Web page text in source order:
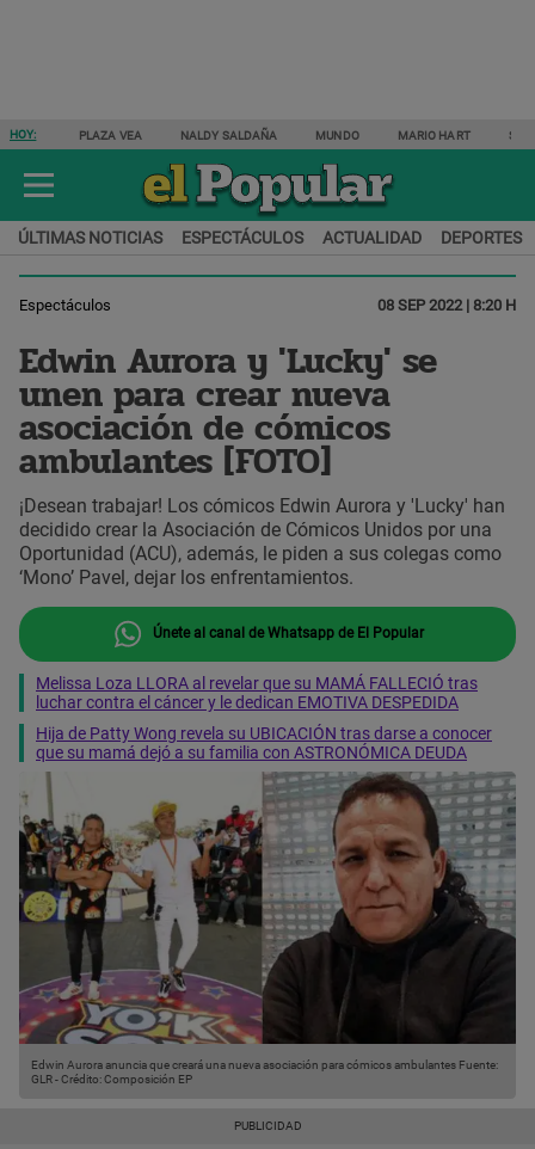
HOY: PLAZA VEA NALDY SALDAÑA MUNDO MARIO HART
ÚLTIMAS NOTICIAS ESPECTÁCULOS ACTUALIDAD DEPORTES
Espectáculos 08 SEP 2022 | 8:20 H
Edwin Aurora y 'Lucky' se
unen para crear nueva
asociación de cómicos
ambulantes [FOTO]
¡Desean trabajar! Los cómicos Edwin Aurora y 'Lucky' han
decidido crear la Asociación de Cómicos Unidos por una
Oportunidad (ACU), además, le piden a sus colegas como
‘Mono’ Pavel, dejar los enfrentamientos.
Únete al canal de Whatsapp de El Popular
Melissa Loza LLORA al revelar que su MAMÁ FALLECIÓ tras
luchar contra el cáncer y le dedican EMOTIVA DESPEDIDA
Hija de Patty Wong revela su UBICACIÓN tras darse a conocer
que su mamá dejó a su familia con ASTRONÓMICA DEUDA
Edwin Aurora anuncia que creará una nueva asociación para cómicos ambulantes Fuente:
GLR-Crédito: Composición EP